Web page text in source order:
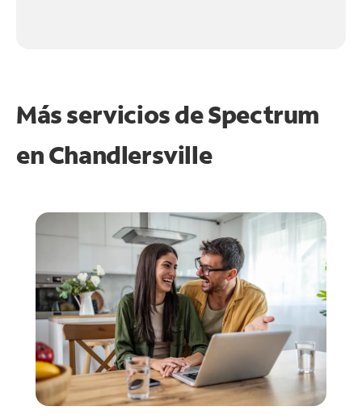
Más servicios de Spectrum
enChandlersville